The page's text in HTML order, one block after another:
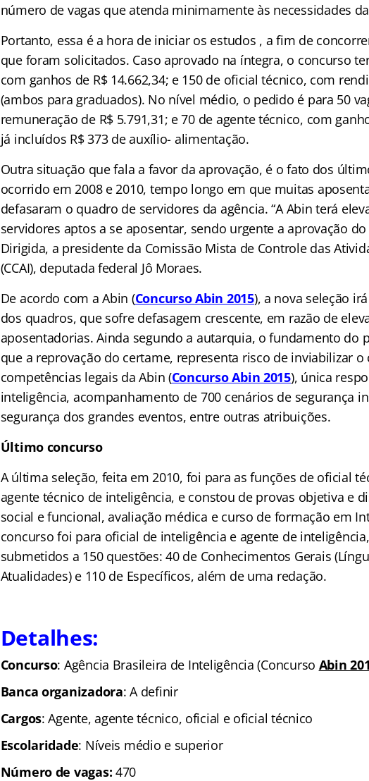
número de vagas que atenda minimamente às necessidades
Portanto, essa é a hora de iniciar os estudos , a fim de
que foram solicitados. Caso aprovado na íntegra, o concurso
com ganhos de R$ 14.662,34; e 150 de oficial técnico, com
(ambos para graduados). No nível médio, o pedido é para 50
remuneração de R$ 5.791,31; e 70 de agente técnico, com
já incluídos R$ 373 de auxílio- alimentação.
Outra situação que fala a favor da aprovação, é o fato dos
ocorrido em 2008 e 2010, tempo longo em que muitas
defasaram o quadro de servidores da agência. “A Abin terá
servidores aptos a se aposentar, sendo urgente a aprovação
Dirigida, a presidente da Comissão Mista de Controle das
(CCAI), deputada federal Jô Moraes.
De acordo com a Abin (Concurso Abin 2015), a nova seleção
dos quadros, que sofre defasagem crescente, em razão de
aposentadorias. Ainda segundo a autarquia, o fundamento do
que a reprovação do certame, representa risco de inviabilizar
competências legais da Abin (Concurso Abin 2015), única
inteligência, acompanhamento de 700 cenários de segurança
segurança dos grandes eventos, entre outras atribuições.
Último concurso
A última seleção, feita em 2010, foi para as funções de oficial
agente técnico de inteligência, e constou de provas objetiva e
social e funcional, avaliação médica e curso de formação em
concurso foi para oficial de inteligência e agente de
submetidos a 150 questões: 40 de Conhecimentos Gerais
Atualidades) e 110 de Específicos, além de uma redação.
Detalhes:
Concurso: Agência Brasileira de Inteligência (Concurso Abin
Banca organizadora: A definir
Cargos: Agente, agente técnico, oficial e oficial técnico
Escolaridade: Níveis médio e superior
Número de vagas: 470